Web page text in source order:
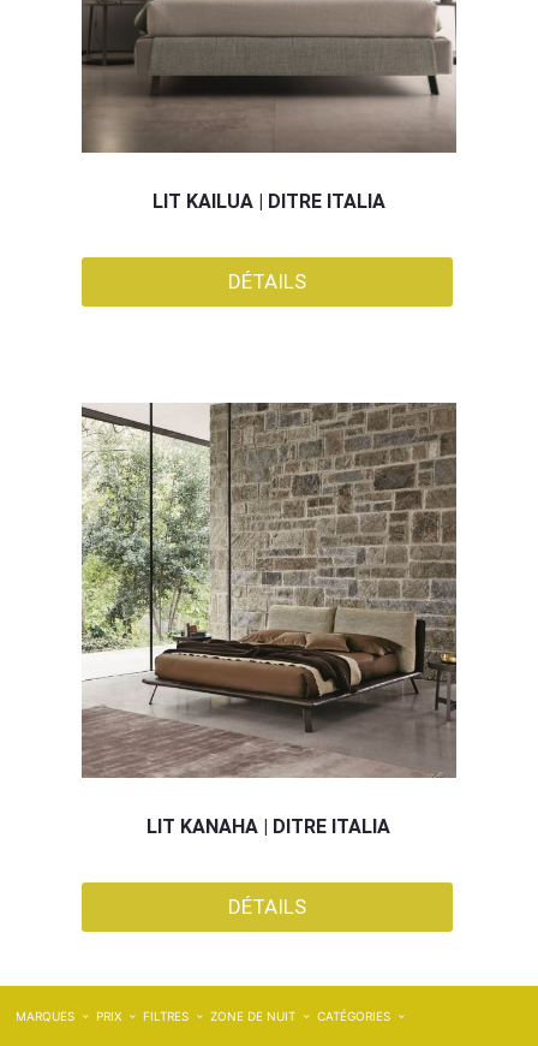
LIT KAILUA | DITRE ITALIA
DÉTAILS
LIT KANAHA | DITRE ITALIA
DÉTAILS
MARQUES PRIX FILTRES ZONE DE NUIT CATÉGORIES